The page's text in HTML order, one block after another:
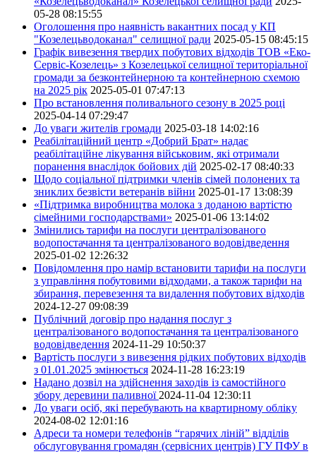
05-28 08:15:55
Оголошення про наявність вакантних посад у КП
"Козелецьводоканал" селищної ради 2025-05-15 08:45:15
Графік вивезення твердих побутових відходів ТОВ «Еко-
Сервіс-Козелець» з Козелецької селищної територіальної
громади за безконтейнерною та контейнерною схемою
на 2025 рік 2025-05-01 07:47:13
Про встановлення поливального сезону в 2025 році
2025-04-14 07:29:47
До уваги жителів громади 2025-03-18 14:02:16
Реабілітаційний центр «Добрий Брат» надає
реабілітаційне лікування військовим, які отримали
поранення внаслідок бойових дій 2025-02-17 08:40:33
Щодо соціальної підтримки членів сімей полонених та
зниклих безвісти ветеранів війни 2025-01-17 13:08:39
«Підтримка виробництва молока з доданою вартістю
сімейними господарствами» 2025-01-06 13:14:02
Змінились тарифи на послуги централізованого
водопостачання та централізованого водовідведення
2025-01-02 12:26:32
Повідомлення про намір встановити тарифи на послуги
з управління побутовими відходами, а також тарифи на
збирання, перевезення та видалення побутових відходів
2024-12-27 09:08:39
Публічний договір про надання послуг з
централізованого водопостачання та централізованого
водовідведення 2024-11-29 10:50:37
Вартість послуги з вивезення рідких побутових відходів
з 01.01.2025 змінюється 2024-11-28 16:23:19
Надано дозвіл на здійснення заходів із самостійного
збору деревини паливної 2024-11-04 12:30:11
До уваги осіб, які перебувають на квартирному обліку
2024-08-02 12:01:16
Адреси та номери телефонів “гарячих ліній” відділів
обслуговування громадян (сервісних центрів) ГУ ПФУ в